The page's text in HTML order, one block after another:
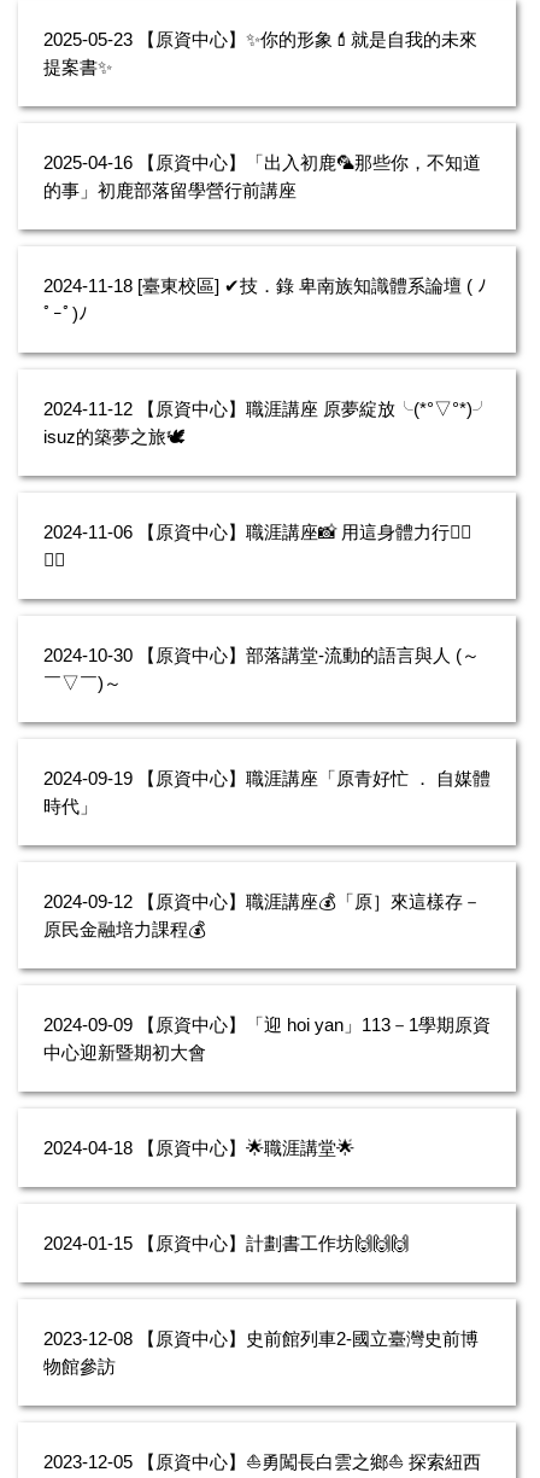
2025-05-23
【原資中心】✨你的形象💄就是自我的未來
提案書✨
2025-04-16
【原資中心】「出入初鹿🦜那些你，不知道
的事」初鹿部落留學營行前講座
2024-11-18 [臺東校區] ✔技．錄 卑南族知識體系論壇 ( ﾉ
ﾟｰﾟ)ﾉ
2024-11-12
【原資中心】職涯講座 原夢綻放╰(*°▽°*)╯
isuz的築夢之旅🕊️
2024-11-06
【原資中心】職涯講座📸 用這身體力行🏃‍♂️
🏃‍♀️
2024-10-30
【原資中心】部落講堂-流動的語言與人 (～
￣▽￣)～
2024-09-19
【原資中心】職涯講座「原青好忙 ． 自媒體
時代」
2024-09-12
【原資中心】職涯講座💰「原］來這樣存－
原民金融培力課程💰
2024-09-09
【原資中心】「迎 hoi yan」113－1學期原資
中心迎新暨期初大會
2024-04-18 【原資中心】🌟職涯講堂🌟
2024-01-15 【原資中心】計劃書工作坊🙌🙌🙌
2023-12-08
【原資中心】史前館列車2-國立臺灣史前博
物館參訪
2023-12-05
【原資中心】⛵️勇闖長白雲之鄉⛵️ 探索紐西